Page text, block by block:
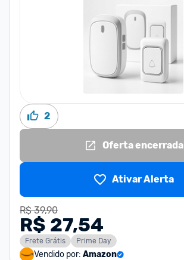
2
Oferta encerrada
Ativar Alerta
R$ 39,90
R$ 27,54
Frete Grátis Prime Day
Vendido por: Amazon